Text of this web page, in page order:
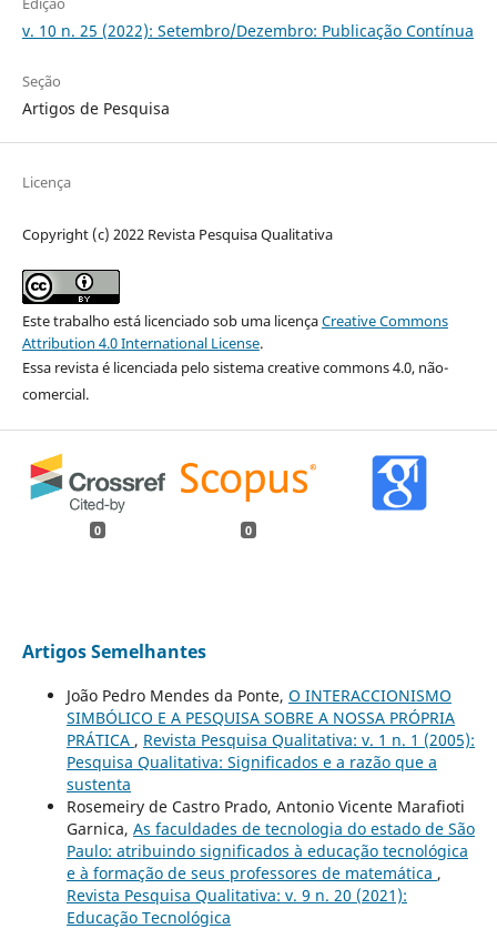
v. 10 n. 25 (2022): Setembro/Dezembro: Publicação Contínua
Seção
Artigos de Pesquisa
Licença
Copyright (c) 2022 Revista Pesquisa Qualitativa
Este trabalho está licenciado sob uma licençaCreative Commons
Attribution 4.0 International License.
Essa revista é licenciada pelo sistema creative commons 4.0, não-
comercial.
0 0
Artigos Semelhantes
João Pedro Mendes da Ponte, O INTERACCIONISMO
SIMBÓLICO E A PESQUISA SOBRE A NOSSA PRÓPRIA
PRÁTICA , Revista Pesquisa Qualitativa: v. 1 n. 1 (2005):
Pesquisa Qualitativa: Significados e a razão que a
sustenta
Rosemeiry de Castro Prado, Antonio Vicente Marafioti
Garnica, As faculdades de tecnologia do estado de São
Paulo: atribuindo significados à educação tecnológica
e à formação de seus professores de matemática ,
Revista Pesquisa Qualitativa: v. 9 n. 20 (2021):
Educação Tecnológica